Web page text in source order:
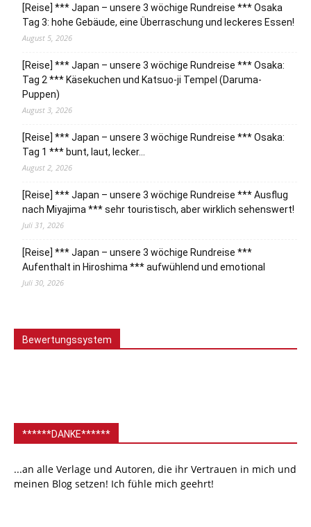
[Reise] *** Japan – unsere 3 wöchige Rundreise *** Osaka
Tag 3: hohe Gebäude, eine Überraschung und leckeres Essen!
August 5, 2026
[Reise] *** Japan – unsere 3 wöchige Rundreise *** Osaka:
Tag 2 *** Käsekuchen und Katsuo-ji Tempel (Daruma-
Puppen)
August 3, 2026
[Reise] *** Japan – unsere 3 wöchige Rundreise *** Osaka:
Tag 1 *** bunt, laut, lecker…
August 2, 2026
[Reise] *** Japan – unsere 3 wöchige Rundreise *** Ausflug
nach Miyajima *** sehr touristisch, aber wirklich sehenswert!
Juli 31, 2026
[Reise] *** Japan – unsere 3 wöchige Rundreise ***
Aufenthalt in Hiroshima *** aufwühlend und emotional
Juli 30, 2026
Bewertungssystem
******DANKE******
...an alle Verlage und Autoren, die ihr Vertrauen in mich und
meinen Blog setzen! Ich fühle mich geehrt!